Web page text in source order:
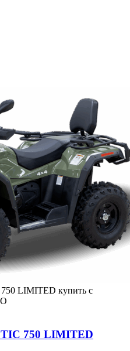
750 LIMITED